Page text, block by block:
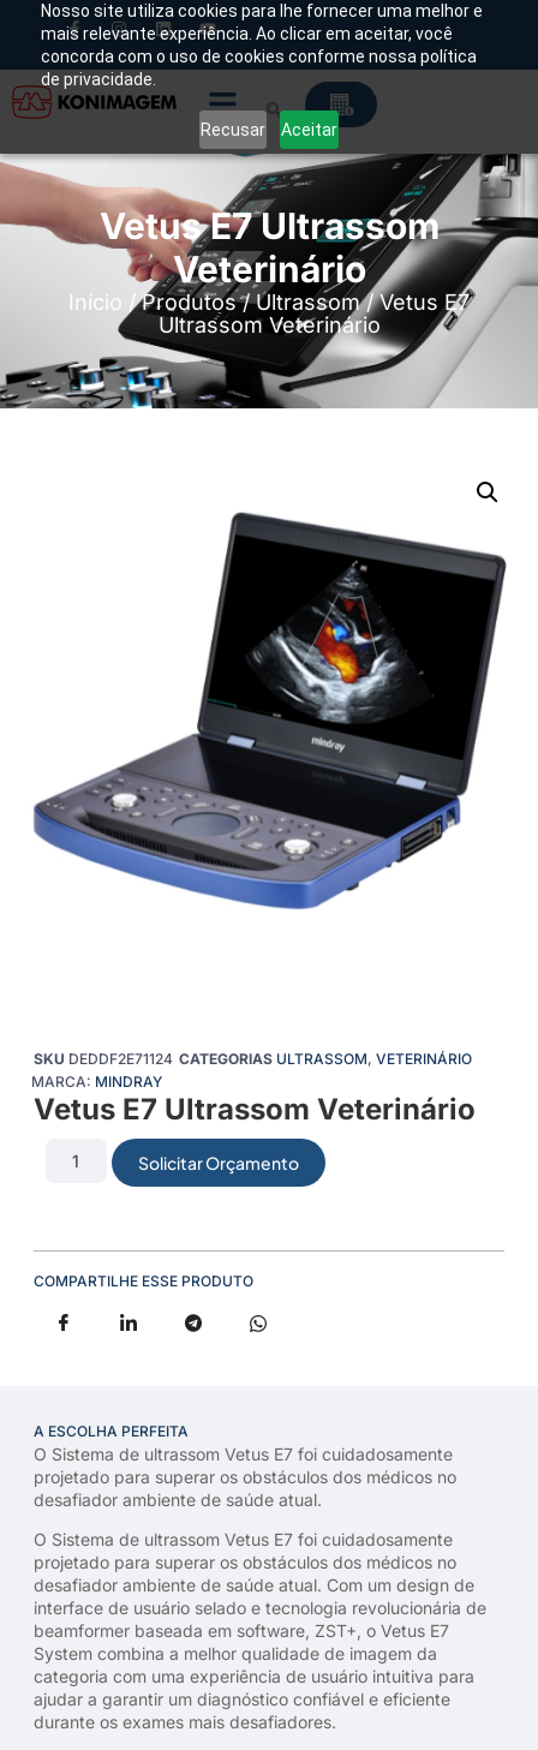
Nosso site utiliza cookies para lhe fornecer uma melhor e
mais relevante experiência. Ao clicar em aceitar, você
concorda com o uso de cookies conforme nossa política
de privacidade.
Recusar Aceitar
Vetus E7 Ultrassom
Veterinário
Início /Produtos/Ultrassom/ Vetus E7
Ultrassom Veterinário
SKU DEDDF2E71124 CATEGORIAS ULTRASSOM, VETERINÁRIO
MARCA: MINDRAY
Vetus E7 Ultrassom Veterinário
Solicitar Orçamento
COMPARTILHE ESSE PRODUTO
A ESCOLHA PERFEITA
O Sistema de ultrassom Vetus E7 foi cuidadosamente
projetado para superar os obstáculos dos médicos no
desafiador ambiente de saúde atual.
O Sistema de ultrassom Vetus E7 foi cuidadosamente
projetado para superar os obstáculos dos médicos no
desafiador ambiente de saúde atual. Com um design de
interface de usuário selado e tecnologia revolucionária de
beamformer baseada em software, ZST+, o Vetus E7
System combina a melhor qualidade de imagem da
categoria com uma experiência de usuário intuitiva para
ajudar a garantir um diagnóstico confiável e eficiente
durante os exames mais desafiadores.